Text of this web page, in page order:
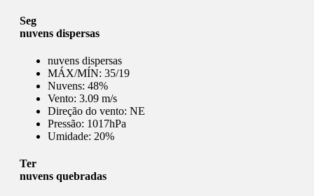
Seg
nuvens dispersas
nuvens dispersas
MÁX/MÍN: 35/19
Nuvens: 48%
Vento: 3.09 m/s
Direção do vento: NE
Pressão: 1017hPa
Umidade: 20%
Ter
nuvens quebradas